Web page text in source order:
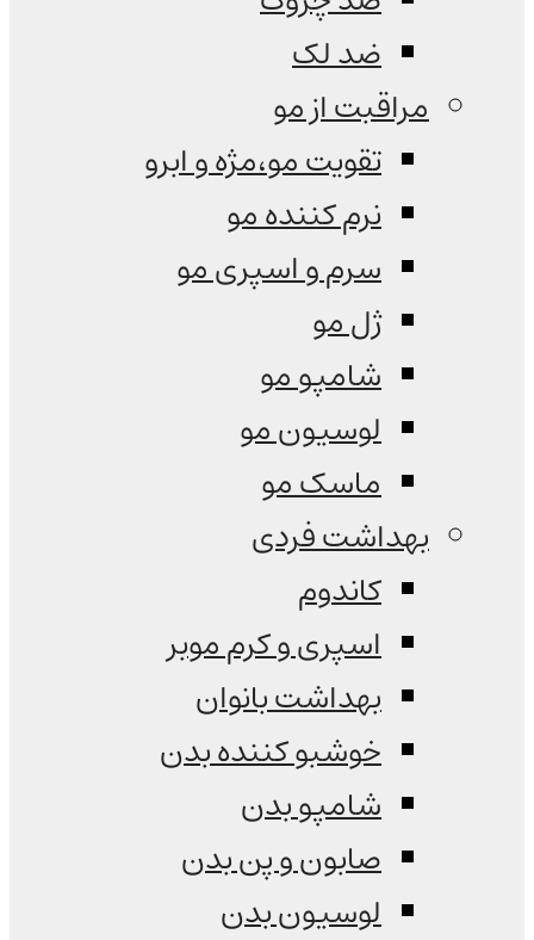
ضد لک
مراقبت از مو
تقویت مو،مژه و ابرو
نرم کننده مو
سرم و اسپری مو
ژل مو
شامپو مو
لوسیون مو
ماسک مو
بهداشت فردی
کاندوم
اسپری و کرم موبر
بهداشت بانوان
خوشبو کننده بدن
شامپو بدن
صابون و پن بدن
لوسیون بدن